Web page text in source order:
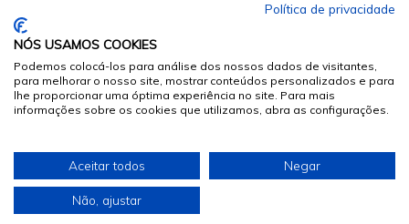
© 2026 Sumários.org
. Todos os Direitos Reservados
Desenvolvido por
Política de privacidade
NÓS USAMOS COOKIES
Podemos colocá-los para análise dos nossos dados de visitantes,
para melhorar o nosso site, mostrar conteúdos personalizados e para
lhe proporcionar uma óptima experiência no site. Para mais
informações sobre os cookies que utilizamos, abra as configurações.
Aceitar todos Negar
Não, ajustar